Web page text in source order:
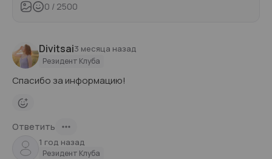
0 / 2500
Divitsai3 месяца назад
Резидент Клуба
Спасибо за информацию!
Ответить
1 год назад
Резидент Клуба